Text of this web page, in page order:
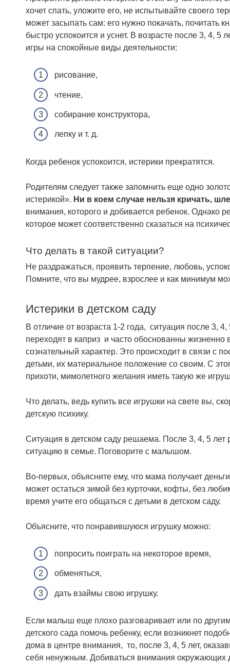
хочет спать, уложите его, не испытывайте своего
может засыпать сам: его нужно покачать, почитать
быстро успокоится и уснет. В возрасте после 3, 4,
игры на спокойные виды деятельности:
рисование,
чтение,
собирание конструктора,
лепку и т. д.
Когда ребенок успокоится, истерики прекратятся.
Родителям следует также запомнить еще одно
истерикой». Ни в коем случае нельзя кричать,
внимания, которого и добивается ребенок. Однако
которое может соответственно сказаться на
Что делать в такой ситуации?
Не раздражаться, проявить терпение, любовь,
Помните, что вы мудрее, взрослее и как минимум
Истерики в детском саду
В отличие от возраста 1-2 года, ситуация после 3,
переходят в каприз и часто обоснованны жизненно
сознательный характер. Это происходит в связи с
детьми, их материальное положение со своим. С
прихоти, мимолетного желания иметь такую же
Что делать, ведь купить все игрушки на свете вы,
детскую психику.
Ситуация в детском саду решаема. После 3, 4, 5 лет
ситуацию в семье. Поговорите с малышом.
Во-первых, объясните ему, что мама получает
может остаться зимой без курточки, кофты, без
время учите его общаться с детьми в детском саду.
Объясните, что понравившуюся игрушку можно:
попросить поиграть на некоторое время,
обменяться,
дать взаймы свою игрушку.
Если малыш еще плохо разговаривает или по
детского сада помочь ребенку, если возникнет
дома в центре внимания, то, после 3, 4, 5 лет,
себя ненужным. Добиваться внимания окружающих